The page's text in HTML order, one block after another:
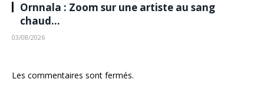
Ornnala : Zoom sur une artiste au sang
chaud…
03/08/2026
Les commentaires sont fermés.